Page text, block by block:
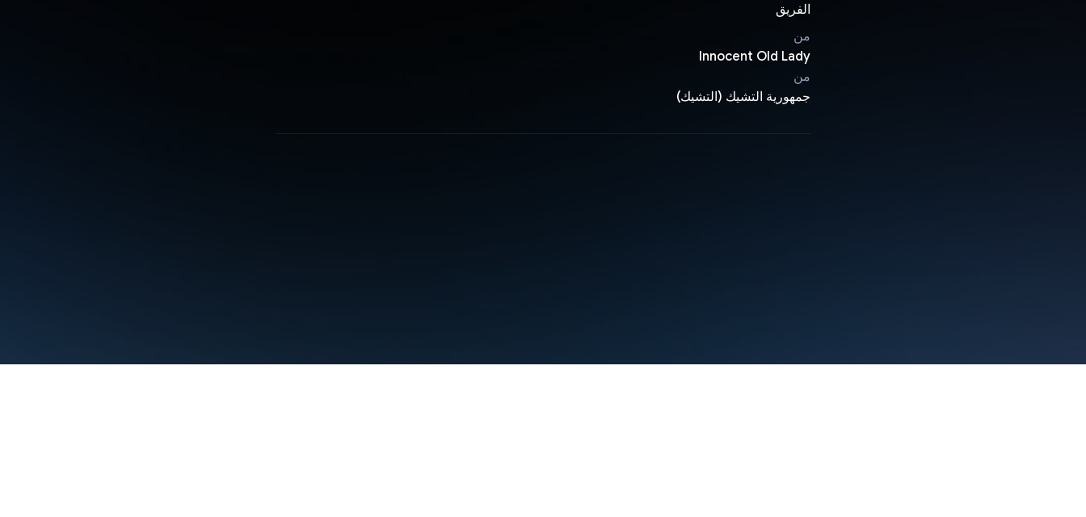
الفريق
من
Innocent Old Lady
من
جمهورية التشيك (التشيك)